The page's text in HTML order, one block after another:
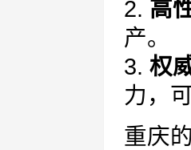
2. 高
产。
3. 权
力，
重庆